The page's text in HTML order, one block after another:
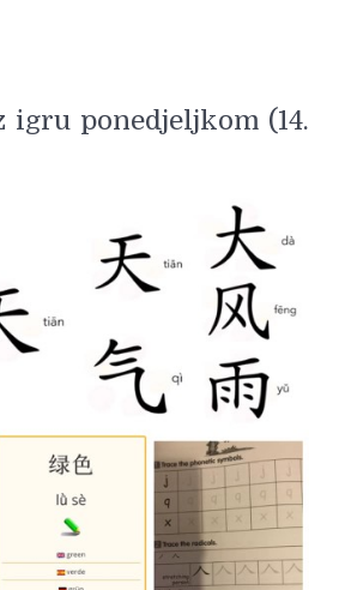
ponedjeljkom (14.